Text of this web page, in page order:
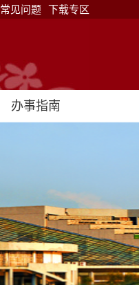
常见问题 下载专区
办事指南